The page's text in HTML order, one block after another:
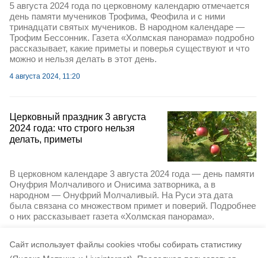
Cайт использует файлы cookies чтобы собирать статистику
5 августа 2024 года по церковному календарю отмечается
день памяти мучеников Трофима, Феофила и с ними
тринадцати святых мучеников. В народном календаре —
Трофим Бессонник. Газета «Холмская панорама» подробно
рассказывает, какие приметы и поверья существуют и что
можно и нельзя делать в этот день.
4 августа 2024, 11:20
Церковный праздник 3 августа
2024 года: что строго нельзя
делать, приметы
В церковном календаре 3 августа 2024 года — день памяти
Онуфрия Молчаливого и Онисима затворника, а в
народном — Онуфрий Молчаливый. На Руси эта дата
была связана со множеством примет и поверий. Подробнее
о них рассказывает газета «Холмская панорама».